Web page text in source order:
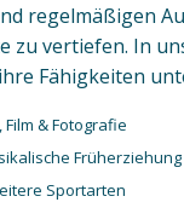
regelmäßigen
zu vertiefen. In
Fähigkeiten
& Fotografie
Früherziehung
Sportarten